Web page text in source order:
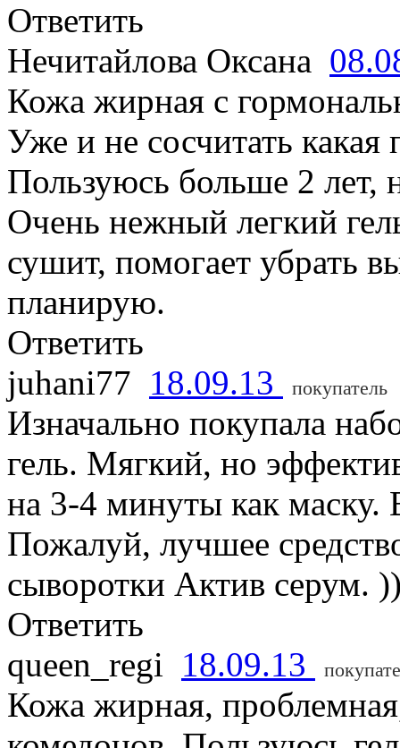
Ответить
Нечитайлова Оксана
Кожа жирная с
Уже и не сосчитать
Пользуюсь больше 2 лет,
Очень нежный легкий
сушит, помогает убрать
планирую.
Ответить
juhani77 18.09.13 покупатель
Изначально покупала
гель. Мягкий, но
на 3-4 минуты как маску.
Пожалуй, лучшее
сыворотки Актив серум.
Ответить
queen_regi 18.09.13
Кожа жирная,